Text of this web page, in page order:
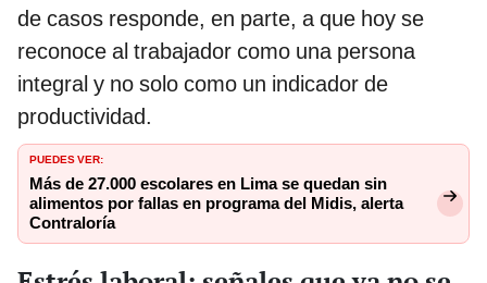
de casos responde, en parte, a que hoy se
reconoce al trabajador como una persona
integral y no solo como un indicador de
productividad.
PUEDES VER:
Más de 27.000 escolares en Lima se quedan sin
alimentos por fallas en programa del Midis, alerta
Contraloría